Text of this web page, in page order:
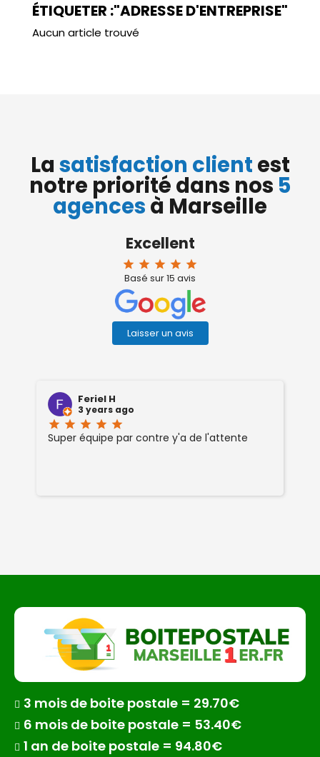
ÉTIQUETER :"ADRESSE D'ENTREPRISE"
Aucun article trouvé
La satisfaction client est
notre priorité dans nos 5
agences à Marseille
Excellent
star star star star star
Basé sur15 avis
Laisser un avis
Feriel H
3 years ago
star star star star star
Super équipe par contre y'a de l'attente
3 mois de boite postale = 29.70€
6 mois de boite postale = 53.40€
1 an de boite postale = 94.80€